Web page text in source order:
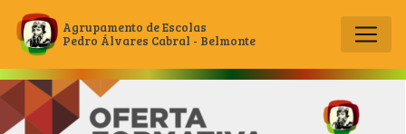
Main Navigation
Agrupamento de Escolas
Pedro Álvares Cabral - Belmonte